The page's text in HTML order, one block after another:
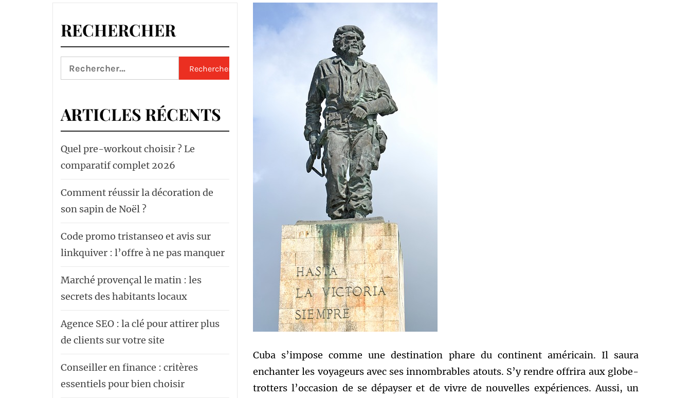
Cuba s’impose comme une destination phare du continent américain. Il saura
enchanter les voyageurs avec ses innombrables atouts. S’y rendre offrira aux globe-
trotters l’occasion de se dépayser et de vivre de nouvelles expériences. Aussi, un
RECHERCHER
Rechercher :
ARTICLES RÉCENTS
Quel pre-workout choisir ? Le
comparatif complet 2026
Comment réussir la décoration de
son sapin de Noël ?
Code promo tristanseo et avis sur
linkquiver : l’offre à ne pas manquer
Marché provençal le matin : les
secrets des habitants locaux
Agence SEO : la clé pour attirer plus
de clients sur votre site
Conseiller en finance : critères
essentiels pour bien choisir